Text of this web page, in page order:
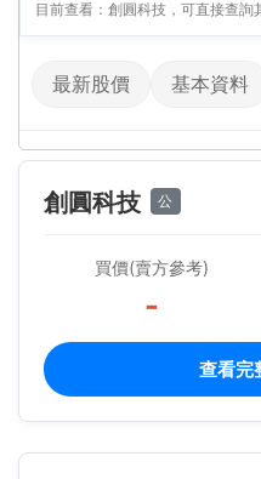
目前查看：創圓科技，可直接查詢
最新股價 基本資料
創圓科技 公
買價(賣方參考)
-
查看完